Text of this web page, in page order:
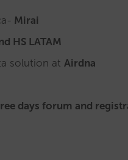
Mirai
HS LATAM
solution at Airdna
days forum and